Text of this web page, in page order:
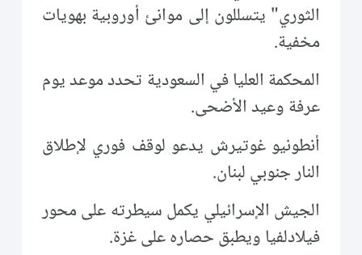
الثوري" يتسللون إلى موانئ أوروبية بهويات
مخفية.
المحكمة العليا في السعودية تحدد موعد يوم
عرفة وعيد الأضحى.
أنطونيو غوتيرش يدعو لوقف فوري لإطلاق
النار جنوبي لبنان.
الجيش الإسرائيلي يكمل سيطرته على محور
فيلادلفيا ويطبق حصاره على غزة.